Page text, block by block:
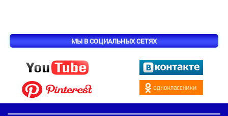
МЫ В СОЦИАЛЬНЫХ СЕТЯХ